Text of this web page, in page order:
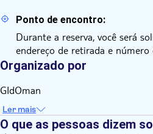
Ponto de encontro:
Durante a reserva, você será
endereço de retirada e número
Organizado por
GIdOman
Ler mais
O que as pessoas dizem